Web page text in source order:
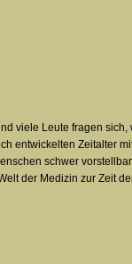
viele Leute fragen
entwickelten Zeitalter
schwer
der Medizin zur Zeit